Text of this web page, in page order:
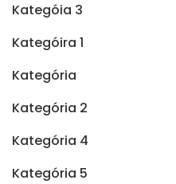
Kategóia 3
Kategóira 1
Kategória
Kategória 2
Kategória 4
Kategória 5